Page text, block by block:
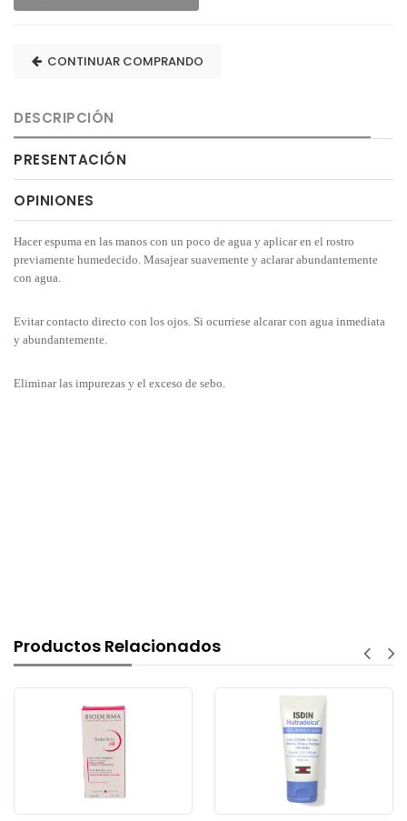
CONTINUAR COMPRANDO
DESCRIPCIÓN
PRESENTACIÓN
OPINIONES
Hacer espuma en las manos con un poco de agua y aplicar en el rostro
previamente humedecido. Masajear suavemente y aclarar abundantemente
con agua.
Evitar contacto directo con los ojos. Si ocurriese alcarar con agua inmediata
y abundantemente.
Eliminar las impurezas y el exceso de sebo.
Productos Relacionados